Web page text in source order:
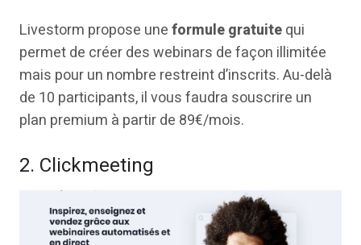
Livestorm propose uneformule gratuitequi
permet de créer des webinars de façon illimitée
mais pour un nombre restreint d’inscrits. Au-delà
de 10 participants, il vous faudra souscrire un
plan premium à partir de 89€/mois.
2. Clickmeeting